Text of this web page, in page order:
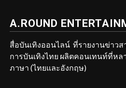
A.ROUND
สื่อบันเทิงออนไลน์ ที่รายงานข่าวส
การบันเทิงไทย ผลิตคอนเทนท์ที่ห
ภาษา (ไทยและอังกฤษ)